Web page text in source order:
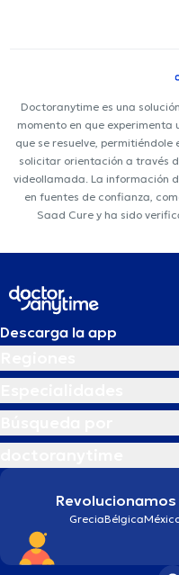
Doctoranytime es una
momento en que experimenta
que se resuelve,
solicitar orientación a través
videollamada. La información
en fuentes de confianza,
Saad Cure y ha sido
Descarga la app
GreciaBélgica